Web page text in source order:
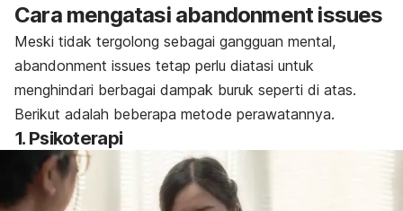
Cara mengatasi abandonment issues
Meski tidak tergolong sebagai gangguan mental,
abandonment issues tetap perlu diatasi untuk
menghindari berbagai dampak buruk seperti di atas.
Berikut adalah beberapa metode perawatannya.
1. Psikoterapi